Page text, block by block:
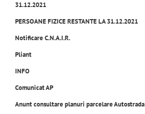
31.12.2021
PERSOANE FIZICE RESTANTE LA 31.12.2021
Notificare C.N.A.I.R.
Pliant
INFO
Comunicat AP
Anunt consultare planuri parcelare Autostrada